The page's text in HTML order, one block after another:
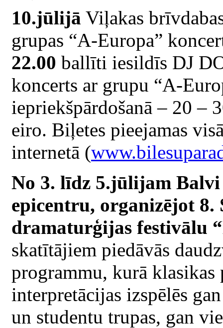
10.jūlijā Viļakas
grupas “A-Europa”
22.00 ballīti iesildīs DJ
koncerts ar grupu “A-
iepriekšpārdošanā – 20 –
eiro. Biļetes pieejamas
internetā (
No 3. līdz 5.jūlijam
epicentru, organizējot
dramaturģijas festivālu
skatītājiem piedāvās
programmu, kurā klasikas
interpretācijas izspēlēs
un studentu trupas, gan